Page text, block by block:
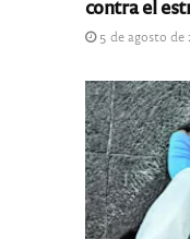
contra el
5 de agosto de